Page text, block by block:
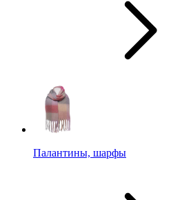
Палантины, шарфы